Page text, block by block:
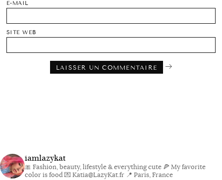
E-MAIL
SITE WEB
iamlazykat
🎀 Fashion, beauty, lifestyle & everything cute 🍕 My favorite
color is food💌 Katia@LazyKat.fr 📍 Paris, France